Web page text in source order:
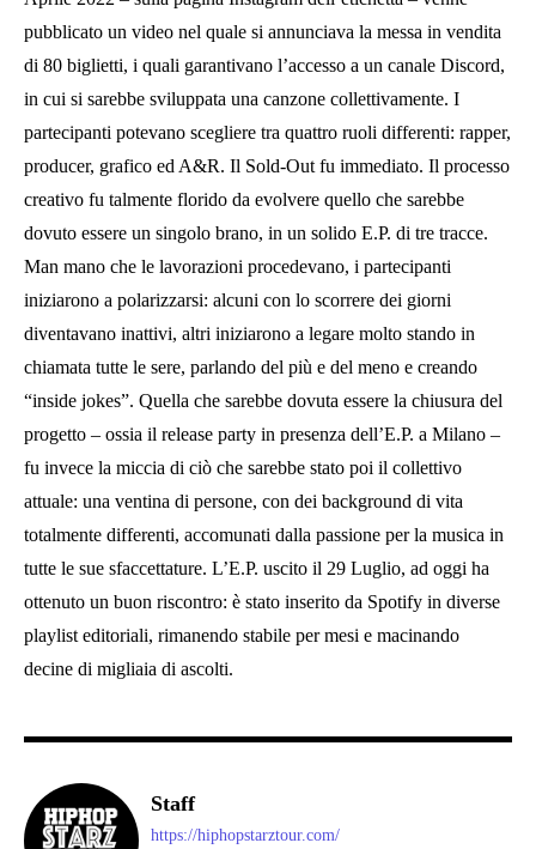
pubblicato un video nel quale si annunciava la messa in vendita
di 80 biglietti, i quali garantivano l’accesso a un canale Discord,
in cui si sarebbe sviluppata una canzone collettivamente. I
partecipanti potevano scegliere tra quattro ruoli differenti: rapper,
producer, grafico ed A&R. Il Sold-Out fu immediato. Il processo
creativo fu talmente florido da evolvere quello che sarebbe
dovuto essere un singolo brano, in un solido E.P. di tre tracce.
Man mano che le lavorazioni procedevano, i partecipanti
iniziarono a polarizzarsi: alcuni con lo scorrere dei giorni
diventavano inattivi, altri iniziarono a legare molto stando in
chiamata tutte le sere, parlando del più e del meno e creando
“inside jokes”. Quella che sarebbe dovuta essere la chiusura del
progetto – ossia il release party in presenza dell’E.P. a Milano –
fu invece la miccia di ciò che sarebbe stato poi il collettivo
attuale: una ventina di persone, con dei background di vita
totalmente differenti, accomunati dalla passione per la musica in
tutte le sue sfaccettature. L’E.P. uscito il 29 Luglio, ad oggi ha
ottenuto un buon riscontro: è stato inserito da Spotify in diverse
playlist editoriali, rimanendo stabile per mesi e macinando
decine di migliaia di ascolti.
Staff
https://hiphopstarztour.com/